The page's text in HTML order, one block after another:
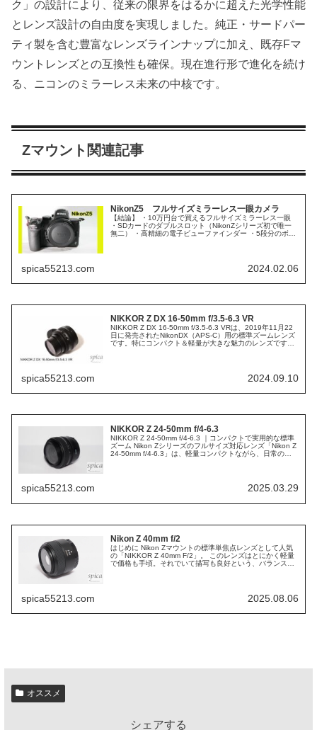
ク」の設計により、従来の限界をはるかに超えた光学性能
とレンズ設計の自由度を実現しました。純正・サードパー
ティ製を含む豊富なレンズラインナップに加え、既存Fマ
ウントレンズとの互換性も確保。現在進行形で進化を続け
る、ニコンのミラーレス未来の中核です。
Zマウント関連記事
NikonZ5 フルサイズミラーレス一眼カメラ
【結論】 ・10万円台で買えるフルサイズミラーレス一眼
・SDカードのダブルスロット（NikonZシリーズ初で唯一
無二） ・高精細の電子ビューファインダー ・5段分のボデ
spica55213.com 2024.02.06
NIKKOR Z DX 16-50mm f/3.5-6.3 VR
NIKKOR Z DX 16-50mm f/3.5-6.3 VRは、2019年11月22
日に発売されたNikonDX（APS-C）用の標準ズームレンズ
です。特にコンパクト＆軽量が大きな魅力のレンズです。
spica55213.com 2024.09.10
NIKKOR Z 24-50mm f/4-6.3
NIKKOR Z 24-50mm f/4-6.3 ｜コンパクトで実用的な標準
ズーム Nikon Zシリーズのフルサイズ対応レンズ「Nikon Z
24-50mm f/4-6.3」は、軽量コンパクトながら、日常の撮
spica55213.com 2025.03.29
Nikon Z 40mm f/2
はじめに Nikon Zマウントの標準単焦点レンズとして人気
の「NIKKOR Z 40mm F/2」。 このレンズはとにかく軽量
で価格も手頃。それでいて描写も良好という、バランスの
spica55213.com 2025.08.06
オススメ
シェアする